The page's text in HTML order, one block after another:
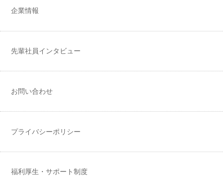
企業情報
先輩社員インタビュー
お問い合わせ
プライバシーポリシー
福利厚生・サポート制度